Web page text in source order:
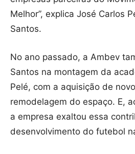
Melhor”, explica José Carlos
Santos.
No ano passado, a Ambev
Santos na montagem da
Pelé, com a aquisição de
remodelagem do espaço. E,
a empresa exaltou essa
desenvolvimento do futebol